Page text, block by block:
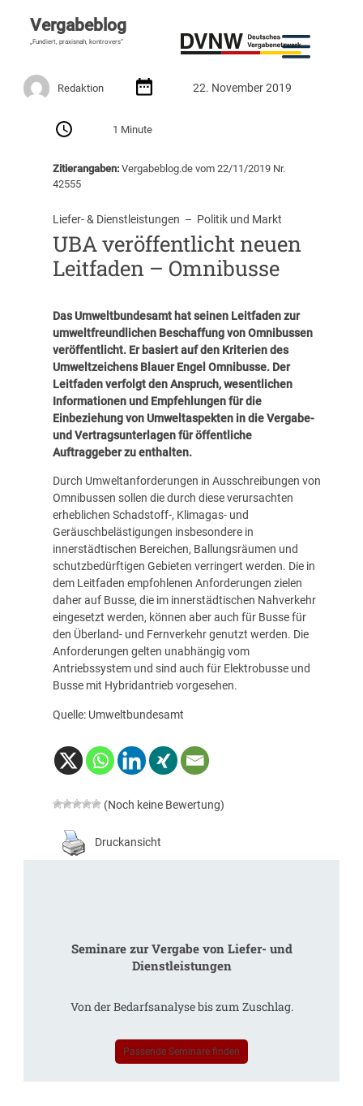
Vergabeblog
„Fundiert, praxisnah, kontrovers“
Redaktion 22. November 2019
1 Minute
Zitierangaben:Vergabeblog.de vom 22/11/2019 Nr.
42555
Liefer- & Dienstleistungen
  –
Politik und Markt
UBA veröffentlicht neuen
Leitfaden – Omnibusse
Das Umweltbundesamt hat seinen Leitfaden zur
umweltfreundlichen Beschaffung von Omnibussen
veröffentlicht. Er basiert auf den Kriterien des
UmweltzeichensBlauer Engel Omnibusse. Der
Leitfaden verfolgt den Anspruch, wesentlichen
Informationen und Empfehlungen für die
Einbeziehung von Umweltaspekten in die Vergabe-
und Vertragsunterlagen für öffentliche
Auftraggeber zu enthalten.
Durch Umweltanforderungen in Ausschreibungen von
Omnibussen sollen die durch diese verursachten
erheblichen Schadstoff-, Klimagas- und
Geräuschbelästigungen insbesondere in
innerstädtischen Bereichen, Ballungsräumen und
schutzbedürftigen Gebieten verringert werden. Die in
dem Leitfaden empfohlenen Anforderungen zielen
daher auf Busse, die im innerstädtischen Nahverkehr
eingesetzt werden, können aber auch für Busse für
den Überland- und Fernverkehr genutzt werden. Die
Anforderungen gelten unabhängig vom
Antriebssystem und sind auch für Elektrobusse und
Busse mit Hybridantrieb vorgesehen.
Quelle: Umweltbundesamt
(Noch keine Bewertung)
Druckansicht
Seminare zur Vergabe von Liefer- und
Dienstleistungen
Von der Bedarfsanalyse bis zum Zuschlag.
Passende Seminare finden